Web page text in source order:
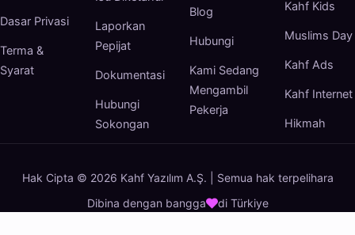
Dasar Privasi
Terma &
Syarat
Laporkan
Pepijat
Dokumentasi
Hubungi
Sokongan
Blog
Hubungi
Kami Sedang
Mengambil
Pekerja
Kahf Kids
Muslims Day
Kahf Ads
Kahf Internet
Hikmah
Hak Cipta © 2026 Kahf Yazılım A.Ş. | Semua hak terpelihara
Dibina dengan bangga
di Türkiye